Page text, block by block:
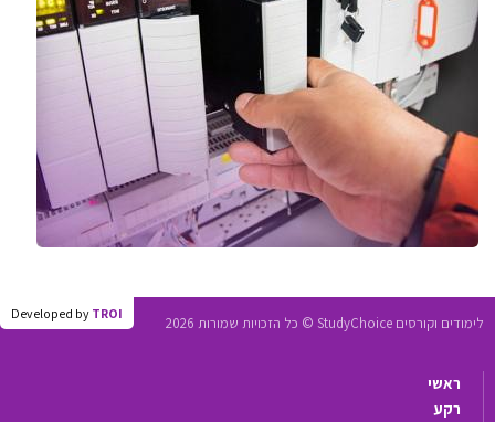
Developed by TROI
לימודים וקורסים StudyChoice © כל הזכויות שמורות 2026
ראשי
רקע